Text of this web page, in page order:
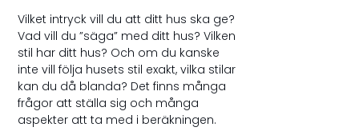
Vilket intryck vill du att ditt hus ska ge?
Vad vill du ”säga” med ditt hus? Vilken
stil har ditt hus? Och om du kanske
inte vill följa husets stil exakt, vilka stilar
kan du då blanda? Det finns många
frågor att ställa sig och många
aspekter att ta med i beräkningen.